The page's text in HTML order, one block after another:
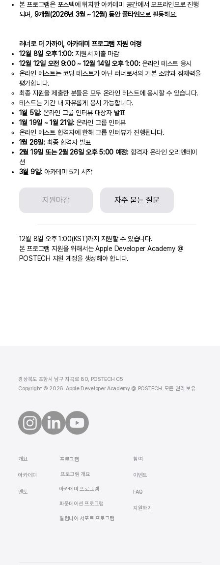
본 프로그램은 포스텍에 위치한 아카데미 공간에서 오프라인으로 진행
되며,
9개월(2026년 3월 ~ 12월) 동안 풀타임으로 활동해요.
러너로 더 가까이, 아카데미 프로그램 지원 여정
12월 8일 오후 1:00:지원서 제출 마감
12월 12일 오전 9:00 ~ 12월 14일 오후 1:00:온라인 테스트 응시
온라인 테스트는 코딩 테스트가 아닌 러너로서의 기본 소양과 잠재력을
평가합니다.
최종 지원을 제출한 분들은 모두 온라인 테스트에 응시할 수 있습니다.
테스트는 기간 내 자유롭게 응시 가능합니다.
1월 5일: 온라인 그룹 인터뷰 대상자 발표
1월 19일 ~ 1월 21일:온라인 그룹 인터뷰
온라인 테스트 합격자에 한해 그룹 인터뷰가 진행됩니다.
1월 26일:최종 합격자 발표
2월 19일 또는 2월 26일 오후 5:00 예정: 합격자 온라인 오리엔테이
션
3월 9일: 아카데미 5기 시작
지원마감 자주 묻는 질문
12월 8일 오후 1:00(KST)까지 지원할 수 있습니다.
본 프로그램 지원을 위해서는 Apple Developer Academy @
POSTECH 지원 계정을 생성해야 합니다.
경상북도 포항시 남구 지곡로 80, POSTECH C5
Copyright © 2026. Apple Developer Academy @ POSTECH. 모든 권리 보유.
​개요
​아카데미
멘토
프로그램
프로그램 개요
아카데미 프로그램
​파운데이션 프로그램
알럼나이 서포트 프로그램
참여
이벤트
FAQ
지원하기